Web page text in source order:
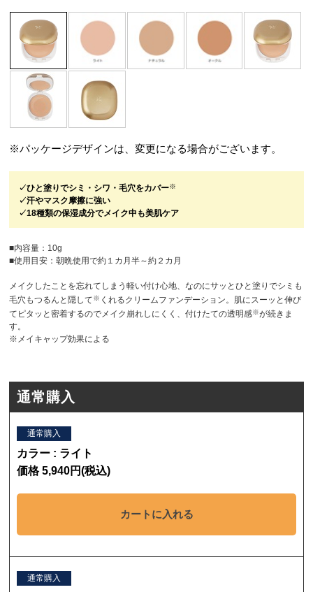
※パッケージデザインは、変更になる場合がございます。
✓ひと塗りでシミ・シワ・毛穴をカバー※
✓汗やマスク摩擦に強い
✓18種類の保湿成分でメイク中も美肌ケア
■内容量：10g
■使用目安：朝晩使用で約１カ月半～約２カ月
メイクしたことを忘れてしまう軽い付け心地、なのにサッとひと塗りでシミも
毛穴もつるんと隠して※ くれるクリームファンデーション。肌にスーッと伸び
てピタッと密着するのでメイク崩れしにくく、付けたての透明感※が続きま
す。
※メイキャップ効果による
通常購入
通常購入
カラー : ライト
価格 5,940円(税込)
カートに入れる
通常購入